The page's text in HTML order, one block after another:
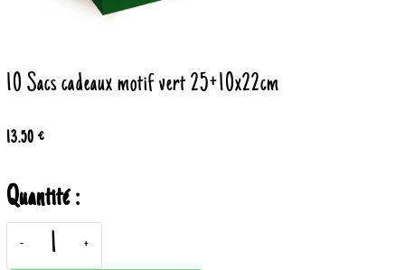
10 Sacs cadeaux motif vert 25+10x22cm
13.50 €
Quantité :
- +